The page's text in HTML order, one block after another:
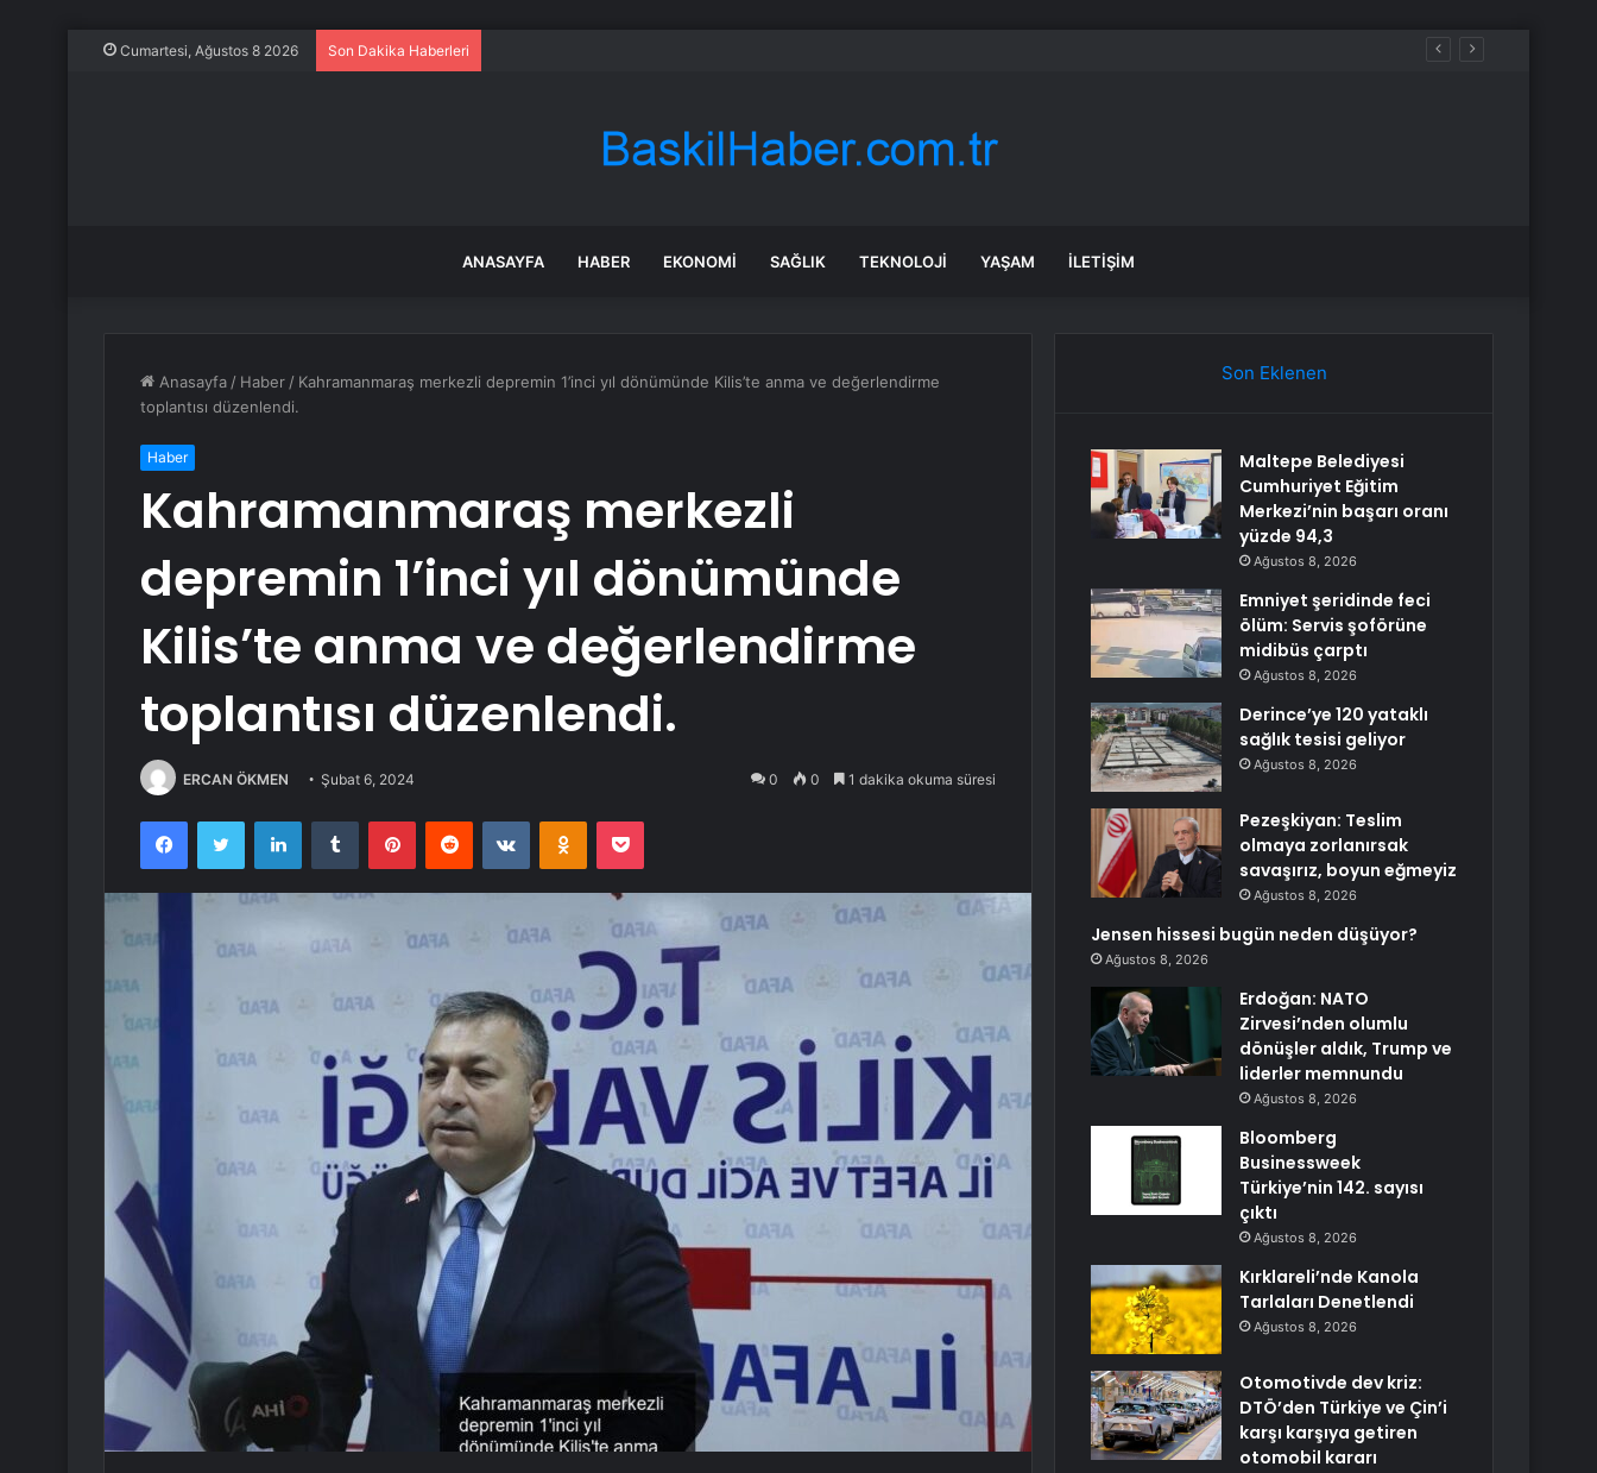
Cumartesi, Ağustos 8 2026 Son Dakika Haberleri
ANASAYFA HABER EKONOMI SAĞLIK TEKNOLOJI YAŞAM İLETIŞIM
Anasayfa / Haber / Kahramanmaraş merkezli depremin 1’inci yıl dönümünde Kilis’te anma ve değerlendirme
toplantısı düzenlendi.
Haber
Kahramanmaraş merkezli
depremin 1’inci yıl dönümünde
Kilis’te anma ve değerlendirme
toplantısı düzenlendi.
ERCAN ÖKMEN Şubat 6, 2024 0 0 1 dakika okuma süresi
FacebookTwitter LinkedInTumblr PinterestReddit VKontakteOdnoklassniki
Pocket
Son Eklenen
Maltepe Belediyesi
Cumhuriyet Eğitim
Merkezi’nin başarı oranı
yüzde 94,3
Ağustos 8, 2026
Emniyet şeridinde feci
ölüm: Servis şoförüne
midibüs çarptı
Ağustos 8, 2026
Derince’ye 120 yataklı
sağlık tesisi geliyor
Ağustos 8, 2026
Pezeşkiyan: Teslim
olmaya zorlanırsak
savaşırız, boyun eğmeyiz
Ağustos 8, 2026
Jensen hissesi bugün neden düşüyor?
Ağustos 8, 2026
Erdoğan: NATO
Zirvesi’nden olumlu
dönüşler aldık, Trump ve
liderler memnundu
Ağustos 8, 2026
Bloomberg
Businessweek
Türkiye’nin 142. sayısı
çıktı
Ağustos 8, 2026
Kırklareli’nde Kanola
Tarlaları Denetlendi
Ağustos 8, 2026
Otomotivde dev kriz:
DTÖ’den Türkiye ve Çin’i
karşı karşıya getiren
otomobil kararı